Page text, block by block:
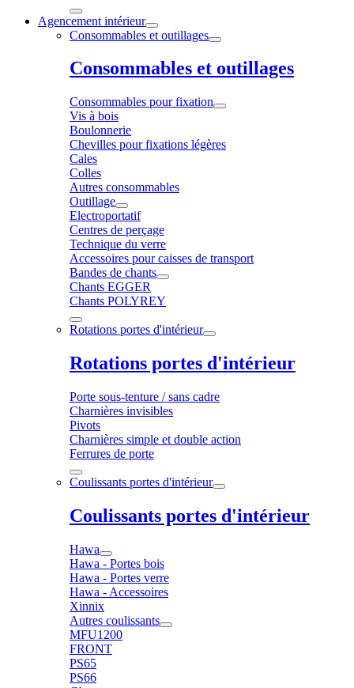
Agencement intérieur
Consommables et outillages
Consommables et outillages
Consommables pour fixation
Vis à bois
Boulonnerie
Chevilles pour fixations légères
Cales
Colles
Autres consommables
Outillage
Electroportatif
Centres de perçage
Technique du verre
Accessoires pour caisses de transport
Bandes de chants
Chants EGGER
Chants POLYREY
Rotations portes d'intérieur
Rotations portes d'intérieur
Porte sous-tenture / sans cadre
Charnières invisibles
Pivots
Charnières simple et double action
Ferrures de porte
Coulissants portes d'intérieur
Coulissants portes d'intérieur
Hawa
Hawa - Portes bois
Hawa - Portes verre
Hawa - Accessoires
Xinnix
Autres coulissants
MFU1200
FRONT
PS65
PS66